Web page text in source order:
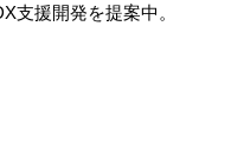
支援開発を提案中。